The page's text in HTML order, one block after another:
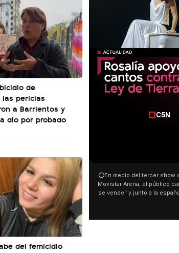
de
las pericias
a Barrientos y
dio por probado
del femicidio
show de Rosalia en el
público cantó “la patria no
a la española. El momento
la votación de la Ley de
Tierras.
Con una proyección frente
distintas organizaciones y
manifestaron su rechazo al
pudo ver cómo convocaron
este 6 de agosto con una